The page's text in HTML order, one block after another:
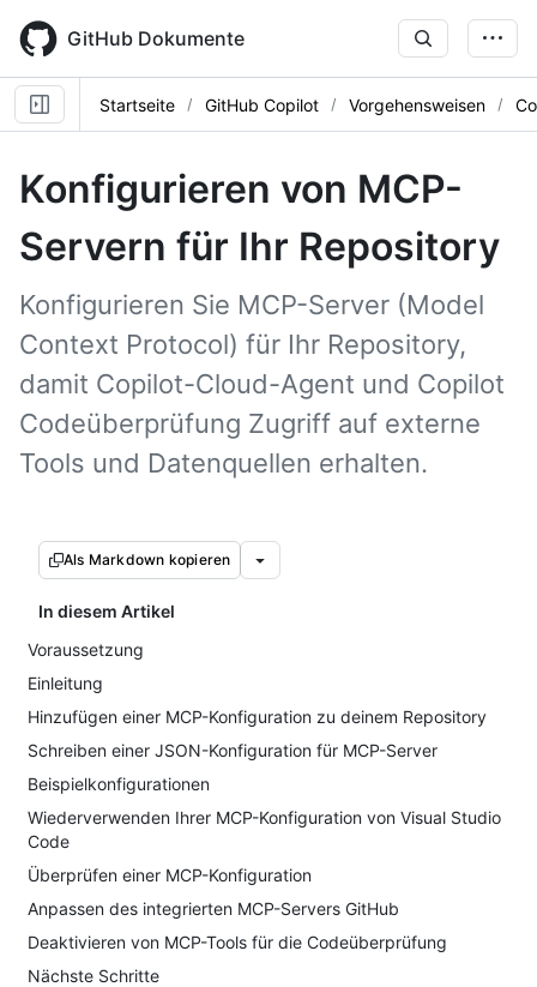
main
content
GitHub Dokumente
Startseite GitHub Copilot Vorgehensweisen
Konfigurieren von MCP-
Servern für Ihr Repository
Konfigurieren Sie MCP-Server (Model
Context Protocol) für Ihr Repository,
damit Copilot-Cloud-Agent und Copilot
Codeüberprüfung Zugriff auf externe
Tools und Datenquellen erhalten.
Als Markdown kopieren
In diesem Artikel
Voraussetzung
Einleitung
Hinzufügen einer MCP-Konfiguration zu deinem Repository
Schreiben einer JSON-Konfiguration für MCP-Server
Beispielkonfigurationen
Wiederverwenden Ihrer MCP-Konfiguration von Visual Studio
Code
Überprüfen einer MCP-Konfiguration
Anpassen des integrierten MCP-Servers GitHub
Deaktivieren von MCP-Tools für die Codeüberprüfung
Nächste Schritte